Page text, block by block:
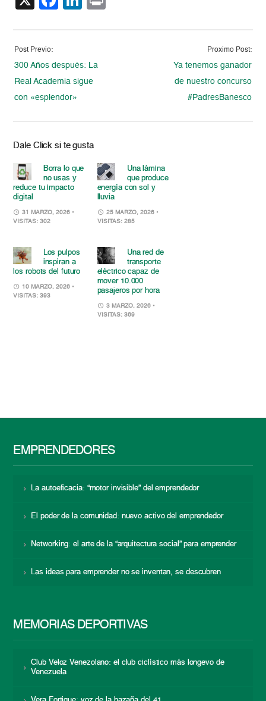
Post Previo:
300 Años después: La
Real Academia sigue
con «esplendor»
Proximo Post:
Ya tenemos ganador
de nuestro concurso
#PadresBanesco
Dale Click si te gusta
Borra lo que
no usas y
reduce tu impacto
digital
31 MARZO, 2026 •
VISITAS: 302
Una lámina
que produce
energía con sol y
lluvia
25 MARZO, 2026 •
VISITAS: 285
Los pulpos
inspiran a
los robots del futuro
10 MARZO, 2026 •
VISITAS: 393
Una red de
transporte
eléctrico capaz de
mover 10.000
pasajeros por hora
3 MARZO, 2026 •
VISITAS: 369
EMPRENDEDORES
La autoeficacia: “motor invisible” del emprendedor
El poder de la comunidad: nuevo activo del emprendedor
Networking: el arte de la “arquitectura social” para emprender
Las ideas para emprender no se inventan, se descubren
MEMORIAS DEPORTIVAS
Club Veloz Venezolano: el club ciclístico más longevo de
Venezuela